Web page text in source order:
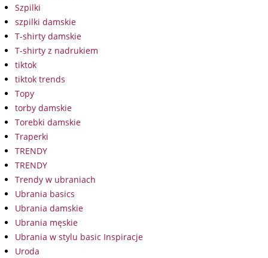
Szpilki
szpilki damskie
T-shirty damskie
T-shirty z nadrukiem
tiktok
tiktok trends
Topy
torby damskie
Torebki damskie
Traperki
TRENDY
TRENDY
Trendy w ubraniach
Ubrania basics
Ubrania damskie
Ubrania męskie
Ubrania w stylu basic Inspiracje
Uroda